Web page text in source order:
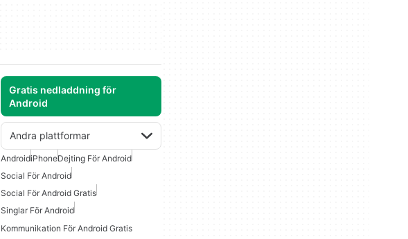
Gratis nedladdning för
Android
Andra plattformar
AndroidiPhoneDejting För Android
Social För Android
Social För Android Gratis
Singlar För Android
Kommunikation För Android Gratis